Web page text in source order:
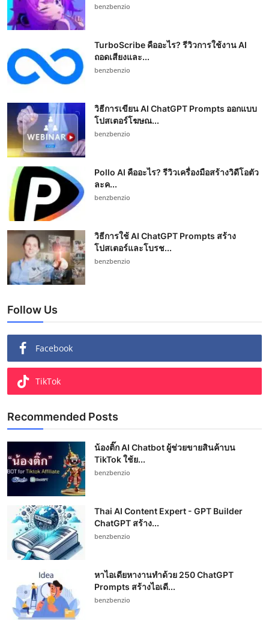
benzbenzio
TurboScribe คืออะไร? รีวิวการใช้งาน AI
ถอดเสียงและ...
benzbenzio
วิธีการเขียน AI ChatGPT Prompts ออกแบบ
โปสเตอร์โฆษณ...
benzbenzio
Pollo AI คืออะไร? รีวิวเครื่องมือสร้างวิดีโอตัว
ละค...
benzbenzio
วิธีการใช้ AI ChatGPT Prompts สร้าง
โปสเตอร์และโบรช...
benzbenzio
Follow Us
Facebook
TikTok
Recommended Posts
น้องติ๊ก AI Chatbot ผู้ช่วยขายสินค้าบน
TikTok ใช้ย...
benzbenzio
Thai AI Content Expert - GPT Builder
ChatGPT สร้าง...
benzbenzio
หาไอเดียหางานทำด้วย 250 ChatGPT
Prompts สร้างไอเดี...
benzbenzio